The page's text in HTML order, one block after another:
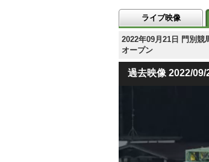
ライブ映像
2022年09月21日 門別
オープン
過去映像 2022/09/